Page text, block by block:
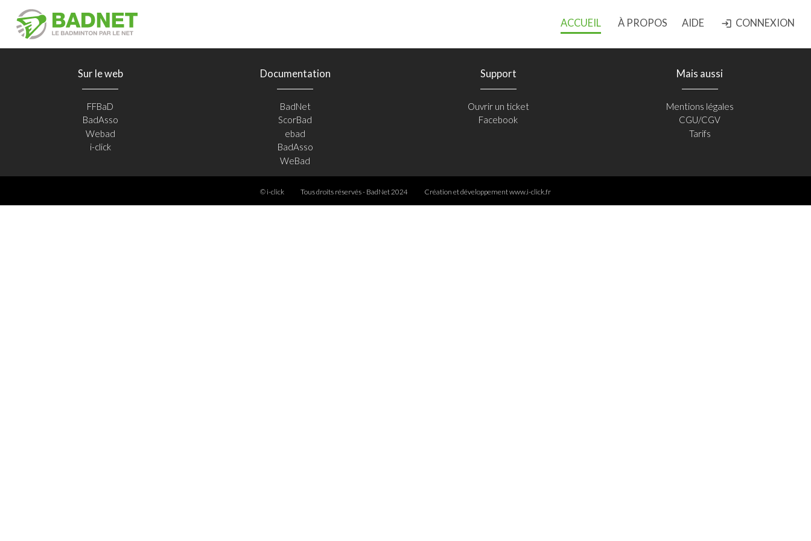
ACCUEIL À PROPOS AIDE login CONNEXION
Sur le web
FFBaD
BadAsso
Webad
i-click
Documentation
BadNet
ScorBad
ebad
BadAsso
WeBad
Support
Ouvrir un ticket
Facebook
Mais aussi
Mentions légales
CGU/CGV
Tarifs
© i-click Tous droits réservés - BadNet 2024 Création et développementwww.i-click.fr